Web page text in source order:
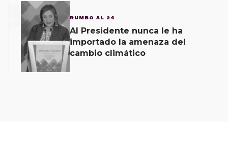
3 RUMBO AL 24
Al Presidente nunca le ha
importado la amenaza del
cambio climático